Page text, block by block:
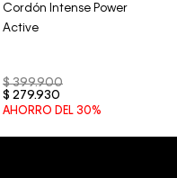
Cordón Intense Power
Active
$ 399.900
$ 279.930
AHORRO DEL 30%